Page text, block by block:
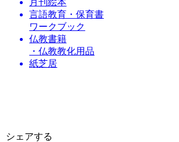
月刊絵本
言語教育・保育書
ワークブック
仏教書籍
・仏教教化用品
紙芝居
シェアする